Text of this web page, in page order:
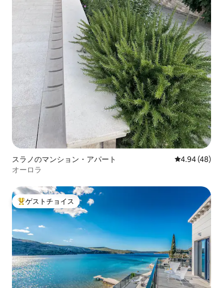
スラノのマンション・アパート レビュー48
4.94 (48)
オーロラ
大好評のゲストチョイスです。
ゲストチョイス